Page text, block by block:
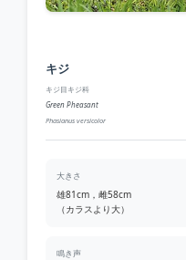
キジ
キジ目キジ科
Green Pheasant
Phasianus versicolor
大きさ
雄81cm，雌58cm
（カラスより大）
鳴き声